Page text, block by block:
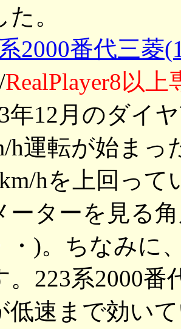
。
2000番代三菱
RealPlayer8以上
12月のダイ
h運転が始ま
hを上回っ
ーターを見る
・)。ちなみに
。223系2000
低速まで効い